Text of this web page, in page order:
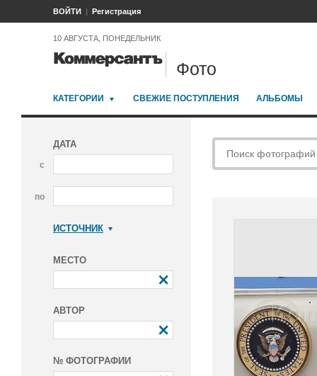
ВОЙТИ Регистрация
10 АВГУСТА, ПОНЕДЕЛЬНИК
Фото
КАТЕГОРИИ СВЕЖИЕ ПОСТУПЛЕНИЯ АЛЬБОМЫ
ДАТА
с
по
ИСТОЧНИК
МЕСТО
АВТОР
№ ФОТОГРАФИИ